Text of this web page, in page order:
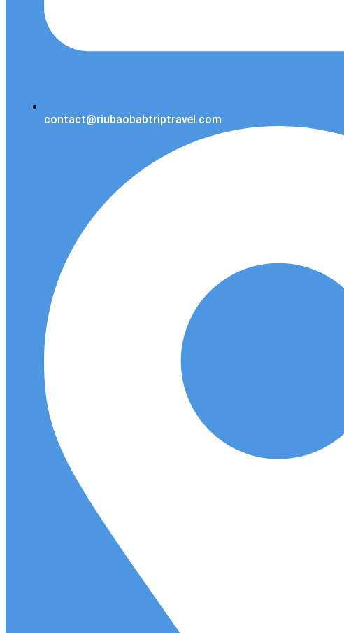
contact@riubaobabtriptravel.com